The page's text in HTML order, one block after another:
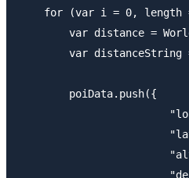
for (var i = 0, length
var distance =
var distanceString
        poiData.push({